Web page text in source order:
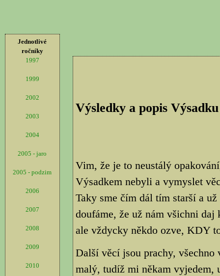
Jednotlivé
ročníky
1997
1999
2002
2003
2004
2005 - jaro
2005 - podzim
2006
2007
2008
2009
2010
Výsledky a popis Výsadku
Vim, že je to neustálý
Výsadkem nebyli a vymyslet
Taky sme čím dál tím starší a
doufáme, že už nám všichni daj
ale vždycky někdo ozve, KDY
Další věcí jsou prachy,
malý, tudíž mi někam vyjedem,